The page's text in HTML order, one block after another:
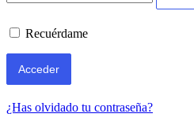
Recuérdame
¿Has olvidado tu contraseña?